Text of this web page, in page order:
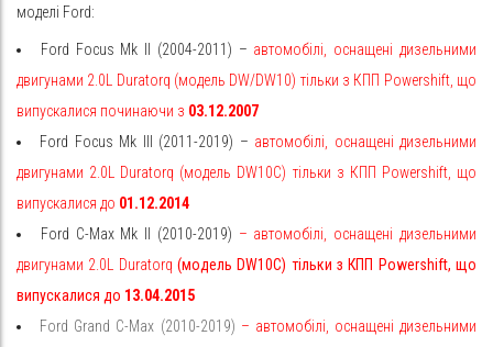
моделі Ford:
Ford Focus Mk II (2004-2011) – автомобілі, оснащені дизельними
двигунами 2.0L Duratorq (модель DW/DW10) тільки з КПП Powershift, що
випускалися починаючи з 03.12.2007
Ford Focus Mk III (2011-2019) – автомобілі, оснащені дизельними
двигунами 2.0L Duratorq (модель DW10C) тільки з КПП Powershift, що
випускалися до 01.12.2014
Ford C-Max Mk II (2010-2019) – автомобілі, оснащені дизельними
двигунами 2.0L Duratorq (модель DW10C) тільки з КПП Powershift, що
випускалися до 13.04.2015
Ford Grand C-Max (2010-2019) – автомобілі, оснащені дизельними